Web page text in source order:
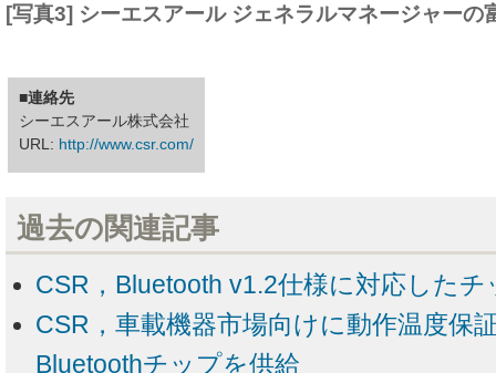
[写真3] シーエスアール ジェネラルマネージャーの
■連絡先
シーエスアール株式会社
URL: http://www.csr.com/
過去の関連記事
CSR，Bluetooth v1.2仕様に対応したチ
CSR，車載機器市場向けに動作温度保
Bluetoothチップを供給